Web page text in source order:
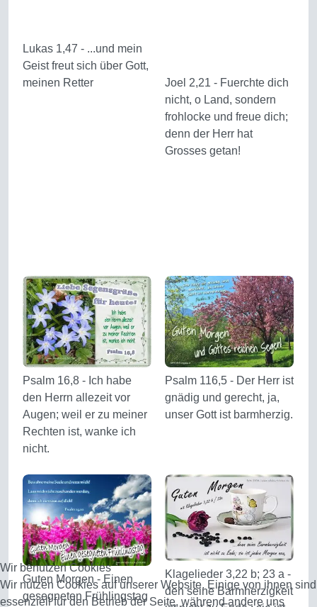
Lukas 1,47 - ...und mein
Geist freut sich über Gott,
meinen Retter
Joel 2,21 - Fuerchte dich
nicht, o Land, sondern
frohlocke und freue dich;
denn der Herr hat
Grosses getan!
Psalm 16,8 - Ich habe
den Herrn allezeit vor
Augen; weil er zu meiner
Rechten ist, wanke ich
nicht.
Psalm 116,5 - Der Herr ist
gnädig und gerecht, ja,
unser Gott ist barmherzig.
Guten Morgen - Einen
gesegneten Frühlingstag
Klagelieder 3,22 b; 23 a -
den seine Barmherzigkeit
Wir benutzen Cookies
Wir nutzen Cookies auf unserer Website. Einige von ihnen sind
essenziell für den Betrieb der Seite, während andere uns